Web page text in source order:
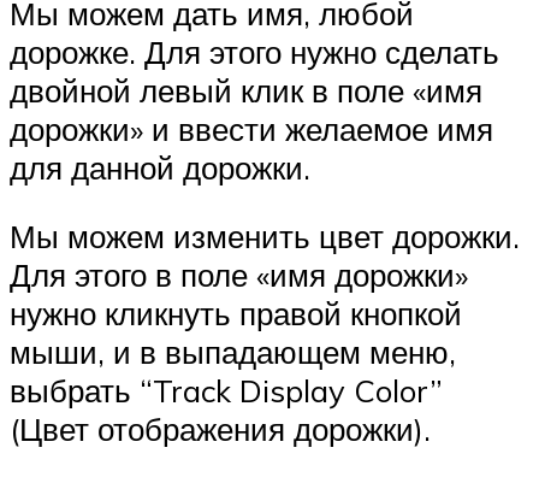
Мы можем дать имя, любой
дорожке. Для этого нужно сделать
двойной левый клик в поле «имя
дорожки» и ввести желаемое имя
для данной дорожки.
Мы можем изменить цвет дорожки.
Для этого в поле «имя дорожки»
нужно кликнуть правой кнопкой
мыши, и в выпадающем меню,
выбрать “Track Display Color”
(Цвет отображения дорожки).